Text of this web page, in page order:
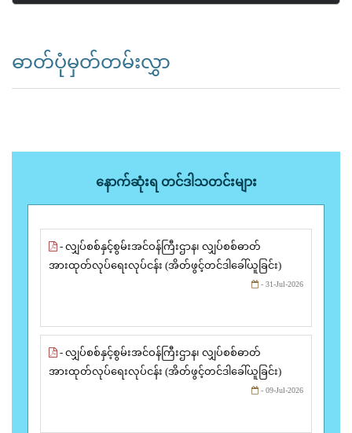
ဓာတ်ပုံမှတ်တမ်းလွှာ
နောက်ဆုံးရ တင်ဒါသတင်းများ
- လျှပ်စစ်နှင့်စွမ်းအင်ဝန်ကြီးဌာန၊ လျှပ်စစ်ဓာတ်
အားထုတ်လုပ်ရေးလုပ်ငန်း (အိတ်ဖွင့်တင်ဒါခေါ်ယူခြင်း)
- 31-Jul-2026
- လျှပ်စစ်နှင့်စွမ်းအင်ဝန်ကြီးဌာန၊ လျှပ်စစ်ဓာတ်
အားထုတ်လုပ်ရေးလုပ်ငန်း (အိတ်ဖွင့်တင်ဒါခေါ်ယူခြင်း)
- 09-Jul-2026